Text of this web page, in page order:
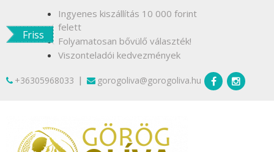
contentFriss
Ingyenes kiszállítás 10 000 forint
felett
Folyamatosan bővülő választék!
Viszonteladói kedvezmények
+36305968033 | gorogoliva@gorogoliva.hu